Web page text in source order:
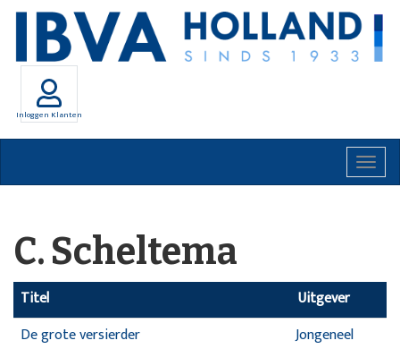
Inloggen Klanten
C. Scheltema
Titel
Uitgever
De grote versierder
Jongeneel